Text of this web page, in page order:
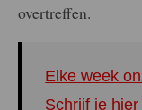
overtreffen.
Elke week
Schrijf je